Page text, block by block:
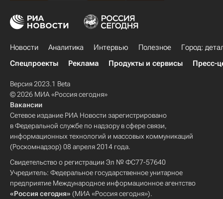
Новости Аналитика Интервью Полезное
Город:
Спецпроекты
Реклама Продукты и сервисы Пресс-
Версия 2023.1 Beta
© 2026 МИА «Россия сегодня»
Вакансии
Сетевое издание РИА Новости зарегистрировано
в Федеральной службе по надзору в сфере связи,
информационных технологий и массовых коммуникаций
(Роскомнадзор) 08 апреля 2014 года.
Свидетельство о регистрации Эл № ФС77-57640
Учредитель: Федеральное государственное унитарное
предприятие Международное информационное агентство
«Россия сегодня» (МИА «Россия сегодня»).